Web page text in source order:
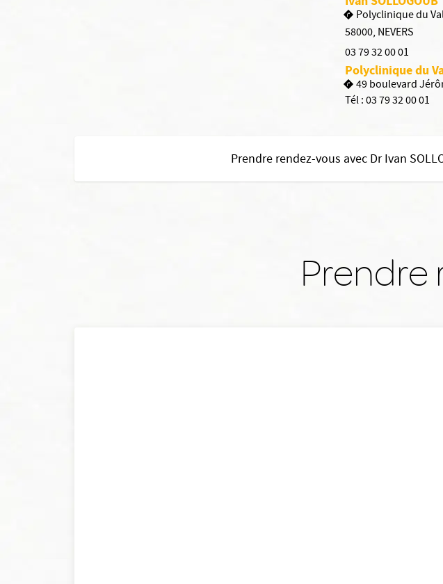
Polyclinique du
58000, NEVERS
03 79 32 00 01
Polyclinique du
49 boulevard
Tél :03 79 32 00 01
Prendre rendez-vous avec Dr Ivan
Prendre